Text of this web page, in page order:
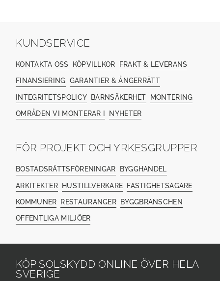
KUNDSERVICE
KONTAKTA OSS KÖPVILLKOR FRAKT & LEVERANS
FINANSIERING GARANTIER & ÅNGERRÄTT
INTEGRITETSPOLICY BARNSÄKERHET MONTERING
OMRÅDEN VI MONTERAR I NYHETER
FÖR PROJEKT OCH YRKESGRUPPER
BOSTADSRÄTTSFÖRENINGAR BYGGHANDEL
ARKITEKTER HUSTILLVERKARE FASTIGHETSÄGARE
KOMMUNER RESTAURANGER BYGGBRANSCHEN
OFFENTLIGA MILJÖER
KÖP SOLSKYDD ONLINE ÖVER HELA
SVERIGE